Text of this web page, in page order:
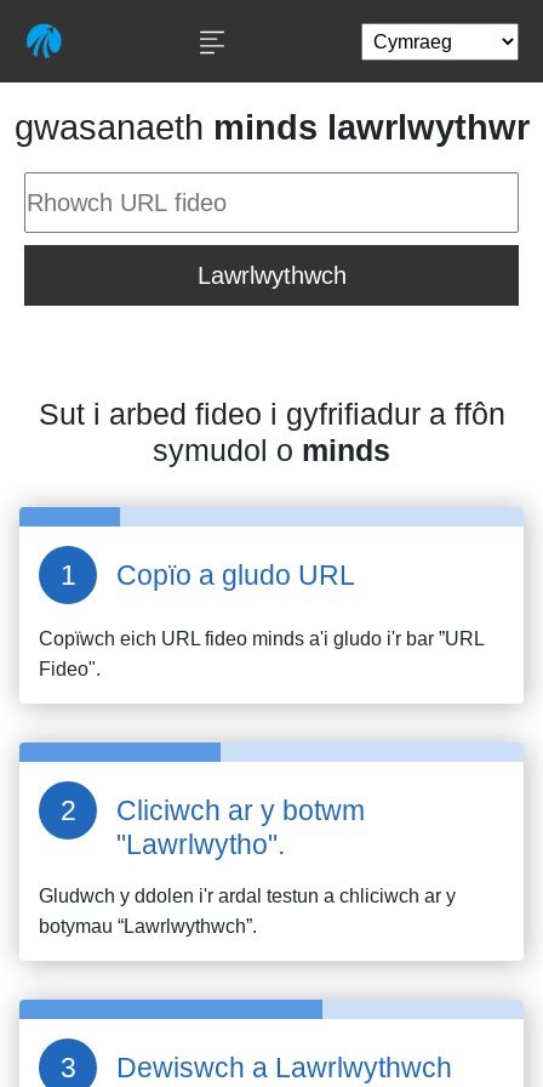
gwasanaeth minds lawrlwythwr
Lawrlwythwch
Sut i arbed fideo i gyfrifiadur a ffôn
symudol o minds
Copïo a gludo URL
Copïwch eich URL fideo minds a'i gludo i'r bar ”URL
Fideo".
Cliciwch ar y botwm
"Lawrlwytho".
Gludwch y ddolen i'r ardal testun a chliciwch ar y
botymau “Lawrlwythwch”.
Dewiswch a Lawrlwythwch